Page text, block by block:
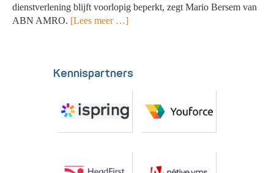
dienstverlening blijft voorlopig beperkt, zegt Mario Bersem van
ABN AMRO. [Lees meer …]
Kennispartners